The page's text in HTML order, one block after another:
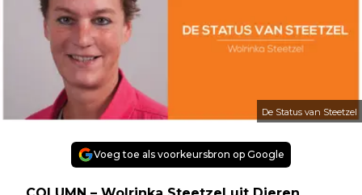
De Status van Steetzel
Voeg toe als voorkeursbron op Google